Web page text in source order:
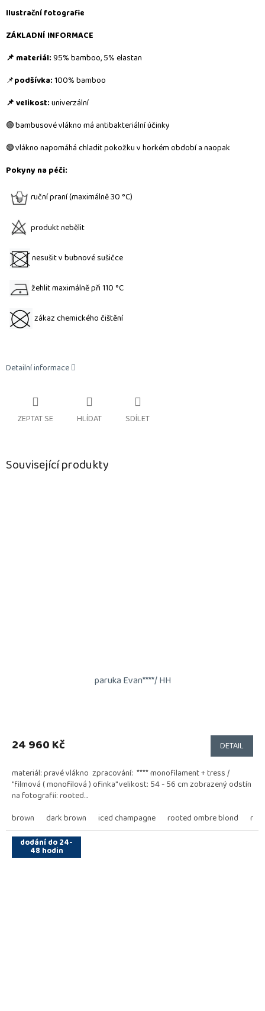
Ilustrační fotografie
ZÁKLADNÍ INFORMACE
📌 materiál:95% bamboo, 5% elastan
📌podšívka:100% bamboo
📌 velikost:univerzální
🟢 bambusové vlákno má antibakteriální účinky
🟢 vlákno napomáhá chladit pokožku v horkém období a naopak
Pokyny na péči:
ruční praní (maximálně 30 °C)
produkt nebělit
nesušit v bubnové sušičce
žehlit maximálně při 110 °C
zákaz chemického čištění
Detailní informace
ZEPTAT SE HLÍDAT SDÍLET
Související produkty
paruka Evan****/ HH
24 960 Kč DETAIL
materiál: pravé vlákno zpracování: **** monofilament + tress /
"filmová ( monofilová ) ofinka" velikost: 54 - 56 cm zobrazený odstín
na fotografii: rooted...
brown
dark brown iced champagne rooted ombre blond
dodání do 24-
48 hodin